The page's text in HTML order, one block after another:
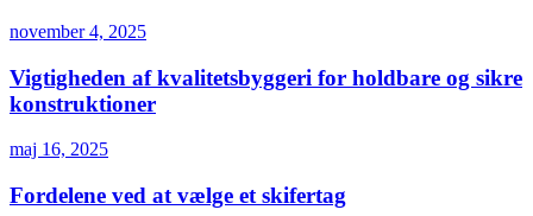
november 4, 2025
Vigtigheden af kvalitetsbyggeri for holdbare og sikre
konstruktioner
maj 16, 2025
Fordelene ved at vælge et skifertag